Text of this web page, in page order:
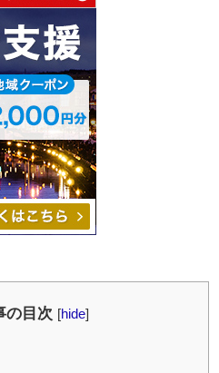
の目次 [hide]